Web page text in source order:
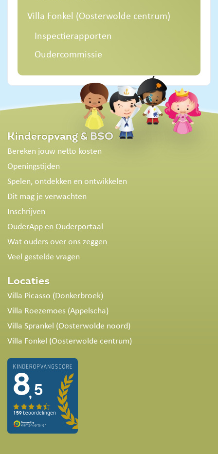
Villa Fonkel (Oosterwolde centrum)
Inspectierapporten
Oudercommissie
Kinderopvang & BSO
Bereken jouw netto kosten
Openingstijden
Spelen, ontdekken en ontwikkelen
Dit mag je verwachten
Inschrijven
OuderApp en Ouderportaal
Wat ouders over ons zeggen
Veel gestelde vragen
Locaties
Villa Picasso (Donkerbroek)
Villa Roezemoes (Appelscha)
Villa Sprankel (Oosterwolde noord)
Villa Fonkel (Oosterwolde centrum)